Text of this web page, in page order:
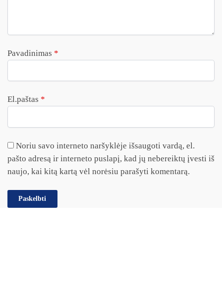
Pavadinimas *
El.paštas *
Noriu savo interneto naršyklėje išsaugoti vardą, el.
pašto adresą ir interneto puslapį, kad jų nebereiktų įvesti iš
naujo, kai kitą kartą vėl norėsiu parašyti komentarą.